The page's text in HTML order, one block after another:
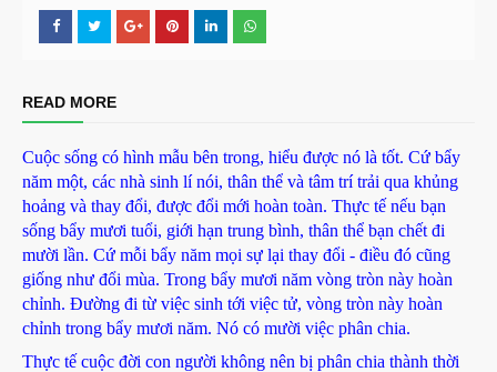
READ MORE
Cuộc sống có hình mẫu bên trong, hiểu được nó là tốt. Cứ bẩy
năm một, các nhà sinh lí nói, thân thể và tâm trí trải qua khủng
hoảng và thay đổi, được đổi mới hoàn toàn. Thực tế nếu bạn
sống bẩy mươi tuổi, giới hạn trung bình, thân thể bạn chết đi
mười lần. Cứ mỗi bẩy năm mọi sự lại thay đổi - điều đó cũng
giống như đổi mùa. Trong bẩy mươi năm vòng tròn này hoàn
chỉnh. Đường đi từ việc sinh tới việc tử, vòng tròn này hoàn
chỉnh trong bẩy mươi năm. Nó có mười việc phân chia.
Thực tế cuộc đời con người không nên bị phân chia thành thời